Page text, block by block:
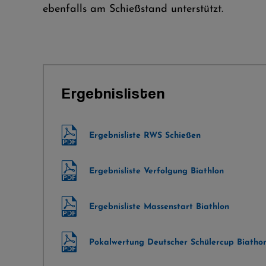
ebenfalls am Schießstand unterstützt.
Ergebnislisten
Ergebnisliste RWS Schießen
Ergebnisliste Verfolgung Biathlon
Ergebnisliste Massenstart Biathlon
Pokalwertung Deutscher Schülercup